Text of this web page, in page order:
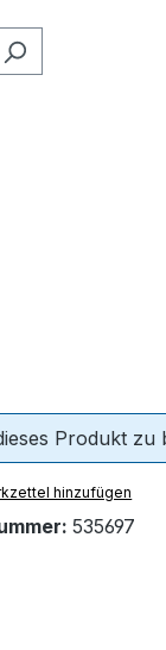
Produkt zu
hinzufügen
535697